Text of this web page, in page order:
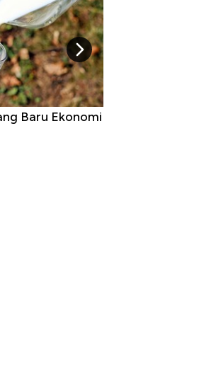
Baru Ekonomi